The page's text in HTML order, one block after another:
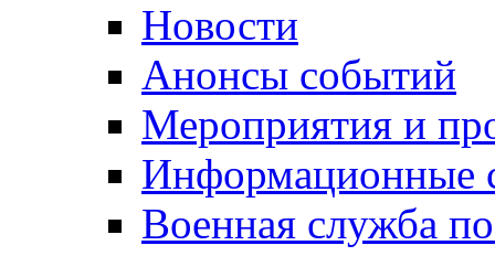
Новости
Анонсы событий
Мероприятия и
Информационные
Военная служба